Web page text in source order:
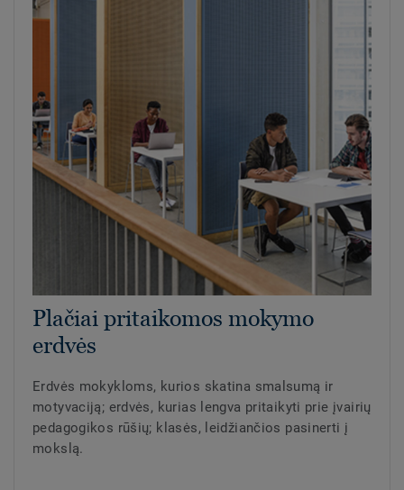
Plačiai pritaikomos mokymo
erdvės
Erdvės mokykloms, kurios skatina smalsumą ir
motyvaciją; erdvės, kurias lengva pritaikyti prie įvairių
pedagogikos rūšių; klasės, leidžiančios pasinerti į
mokslą.